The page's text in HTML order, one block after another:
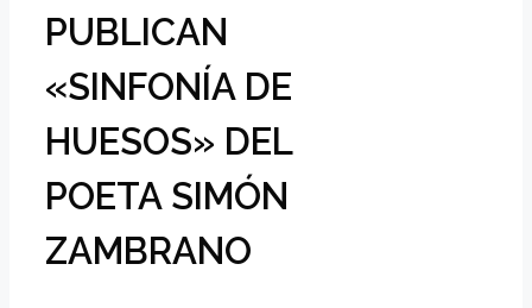
PUBLICAN
«SINFONÍA DE
HUESOS» DEL
POETA SIMÓN
ZAMBRANO